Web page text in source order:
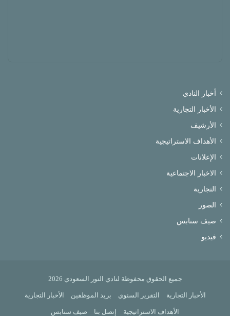
أخبار النادي
الأخبار التجارية
الأرشيف
الأهداف الاستراتيجية
الإعلانات
الاخبار الاجتماعية
التجارية
الصور
صيف سنابس
فيديو
جميع الحقوق محفوظة لنادي النور السعودي 2026
الأخبار التجارية التقرير السنوي بريد الموظفين الأخبار التجارية
الأهداف الاستراتيجية إتصل بنا صيف سنابس